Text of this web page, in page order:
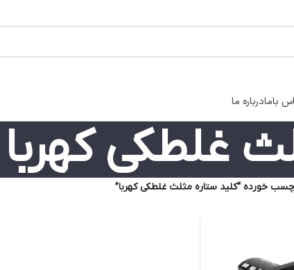
بامادرباره ما
غلطکی کهربا
خورده “کلید ستاره مثلث غلطکی کهربا”